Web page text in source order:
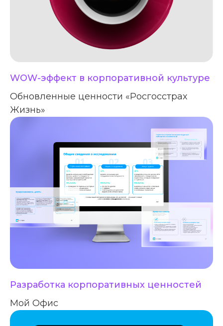
WOW-эффект в корпоративной культуре
Обновленные ценности «Росгосстрах
Жизнь»
Разработка корпоративных ценностей
Мой Офис